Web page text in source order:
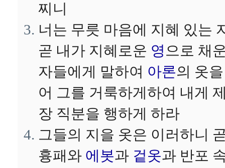
찌니
너는 무릇 마음에 지혜 있는
곧 내가 지혜로운 영으로 채
자들에게 말하여 아론의 옷
어 그를 거룩하게하여 내게
장 직분을 행하게 하라
그들의 지을 옷은 이러하니
흉패와 에봇과 겉옷과 반포